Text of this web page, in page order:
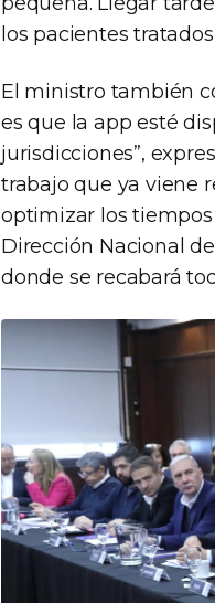
los pacientes
El ministro también
es que la app esté
jurisdicciones”,
trabajo que ya viene
optimizar los
Dirección Nacional
donde se recabará